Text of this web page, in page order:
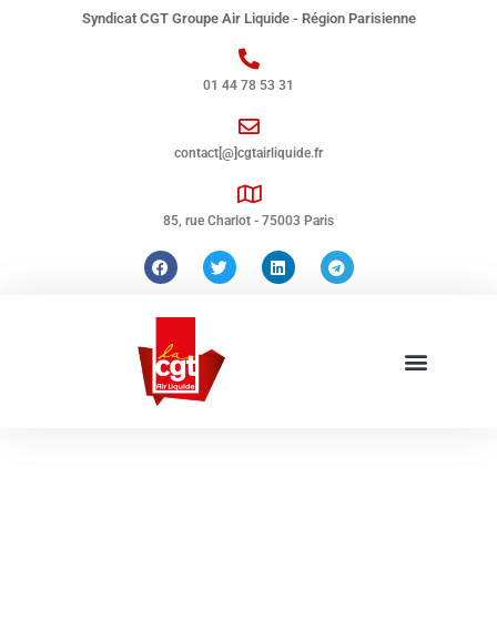
Syndicat CGT Groupe Air Liquide - Région Parisienne
01 44 78 53 31
contact[@]cgtairliquide.fr
85, rue Charlot - 75003 Paris